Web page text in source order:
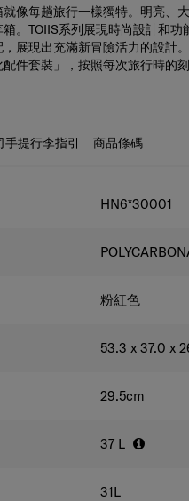
像每趟旅行一樣獨特。明亮、
。TOIIS系列展現時尚設計和功
展現出充滿新冒險活力的設計。
件套裝」，按照每次旅行時的
手柄顏色，打造獨一無二的專
手提行李指引 商品條碼
HN6*30001
粉紅色
53.3 x 37.0 x
29.5cm
37 L
31L